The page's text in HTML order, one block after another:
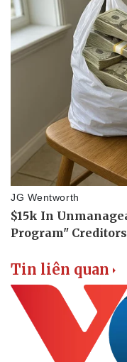
Dinh dưỡng - món ngon
Cây thuốc
Sản phụ khoa
Nhi khoa
Nam khoa
Làm đẹp - giảm cân
Phòng mạch online
Ăn sạch sống khỏe
Tin liên quan